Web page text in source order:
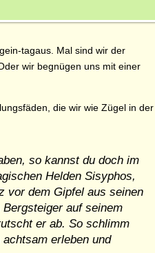
tagaus. Mal sind wir der
wir begnügen uns mit einer
die wir wie Zügel in der
so kannst du doch im
Helden Sisyphos,
vor dem Gipfel aus seinen
auf seinem
er ab. So schlimm
erleben und